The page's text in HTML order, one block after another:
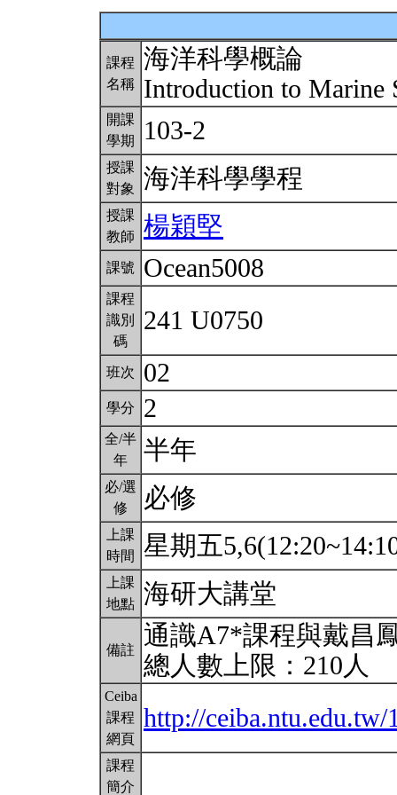
課程
名稱
海洋科學概論
Introduction to Marine
開課
學期
103-2
授課
對象
海洋科學學程
授課
教師
楊穎堅
課號 Ocean5008
課程
識別
碼
241 U0750
班次 02
學分 2
全/半
年
半年
必/選
修
必修
上課
時間
星期五
上課
地點 海研大講堂
備註
通識A7*課程與戴昌
總人數上限：210人
Ceiba
課程
網頁
http://ceiba.ntu.edu.tw/
課程
簡介